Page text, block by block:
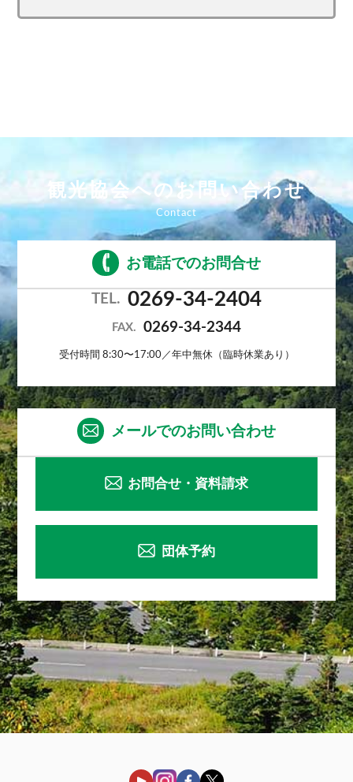
観光協会へのお問い合わせ
お電話でのお問合せ
TEL. 0269-34-2404
FAX. 0269-34-2344
受付時間 8:30〜17:00／年中無休（臨時休業あり）
メールでのお問い合わせ
お問合せ・資料請求
団体予約